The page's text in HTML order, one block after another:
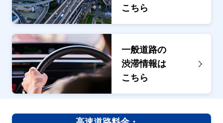
こちら
一般道路の
渋滞情報は
こちら